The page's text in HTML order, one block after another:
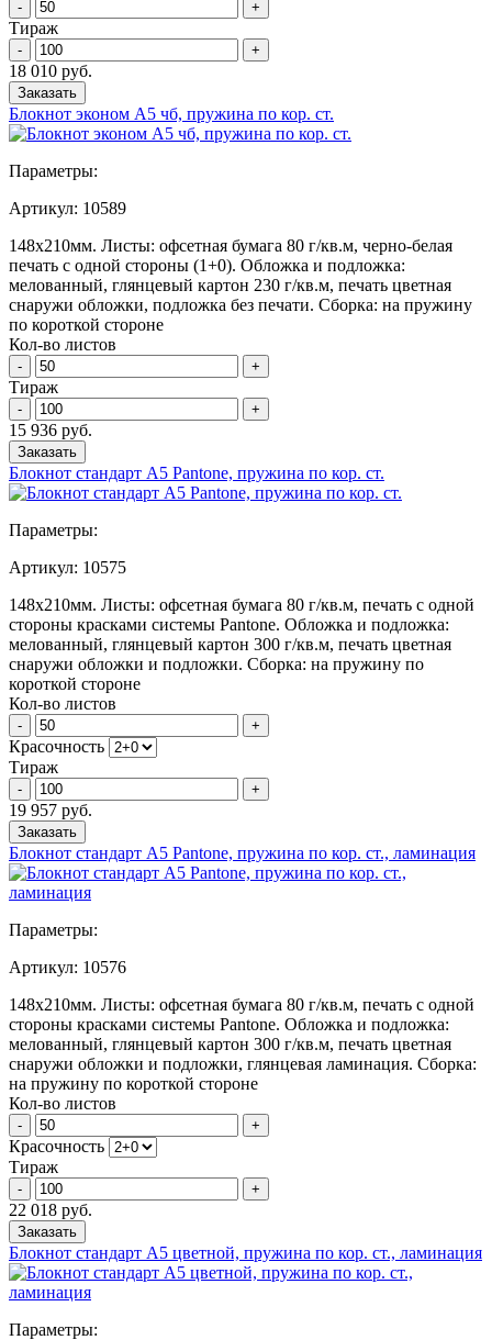
- +
Тираж
- +
18 010 руб.
Заказать
Блокнот эконом А5 чб, пружина по кор. ст.
Параметры:
Артикул: 10589
148х210мм. Листы: офсетная бумага 80 г/кв.м, черно-белая
печать с одной стороны (1+0). Обложка и подложка:
мелованный, глянцевый картон 230 г/кв.м, печать цветная
снаружи обложки, подложка без печати. Сборка: на пружину
по короткой стороне
Кол-во листов
- +
Тираж
- +
15 936 руб.
Заказать
Блокнот стандарт А5 Pantone, пружина по кор. ст.
Параметры:
Артикул: 10575
148х210мм. Листы: офсетная бумага 80 г/кв.м, печать с одной
стороны красками системы Pantone. Обложка и подложка:
мелованный, глянцевый картон 300 г/кв.м, печать цветная
снаружи обложки и подложки. Сборка: на пружину по
короткой стороне
Кол-во листов
- +
Красочность
Тираж
- +
19 957 руб.
Заказать
Блокнот стандарт А5 Pantone, пружина по кор. ст., ламинация
Параметры:
Артикул: 10576
148х210мм. Листы: офсетная бумага 80 г/кв.м, печать с одной
стороны красками системы Pantone. Обложка и подложка:
мелованный, глянцевый картон 300 г/кв.м, печать цветная
снаружи обложки и подложки, глянцевая ламинация. Сборка:
на пружину по короткой стороне
Кол-во листов
- +
Красочность
Тираж
- +
22 018 руб.
Заказать
Блокнот стандарт А5 цветной, пружина по кор. ст., ламинация
Параметры: